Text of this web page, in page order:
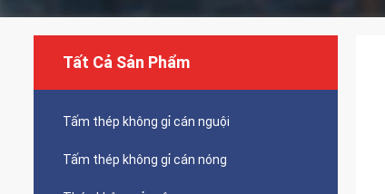
Tất Cả Sản Phẩm
Tấm thép không gỉ cán nguội
Tấm thép không gỉ cán nóng